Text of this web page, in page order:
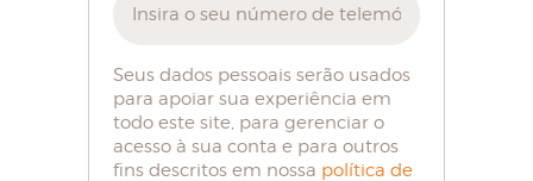
Seus dados pessoais serão usados
para apoiar sua experiência em
todo este site, para gerenciar o
acesso à sua conta e para outros
fins descritos em nossa política de